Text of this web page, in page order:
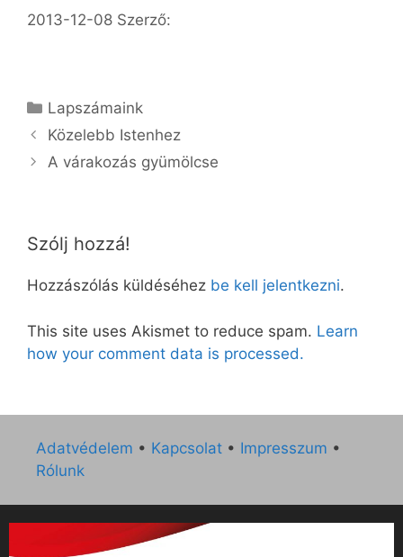
2013-12-08 Szerző:
Kategória
Lapszámaink
Közelebb Istenhez
A várakozás gyümölcse
Szólj hozzá!
Hozzászólás küldéséhez be kell jelentkezni.
This site uses Akismet to reduce spam. Learn
how your comment data is processed.
Adatvédelem • Kapcsolat • Impresszum •
Rólunk